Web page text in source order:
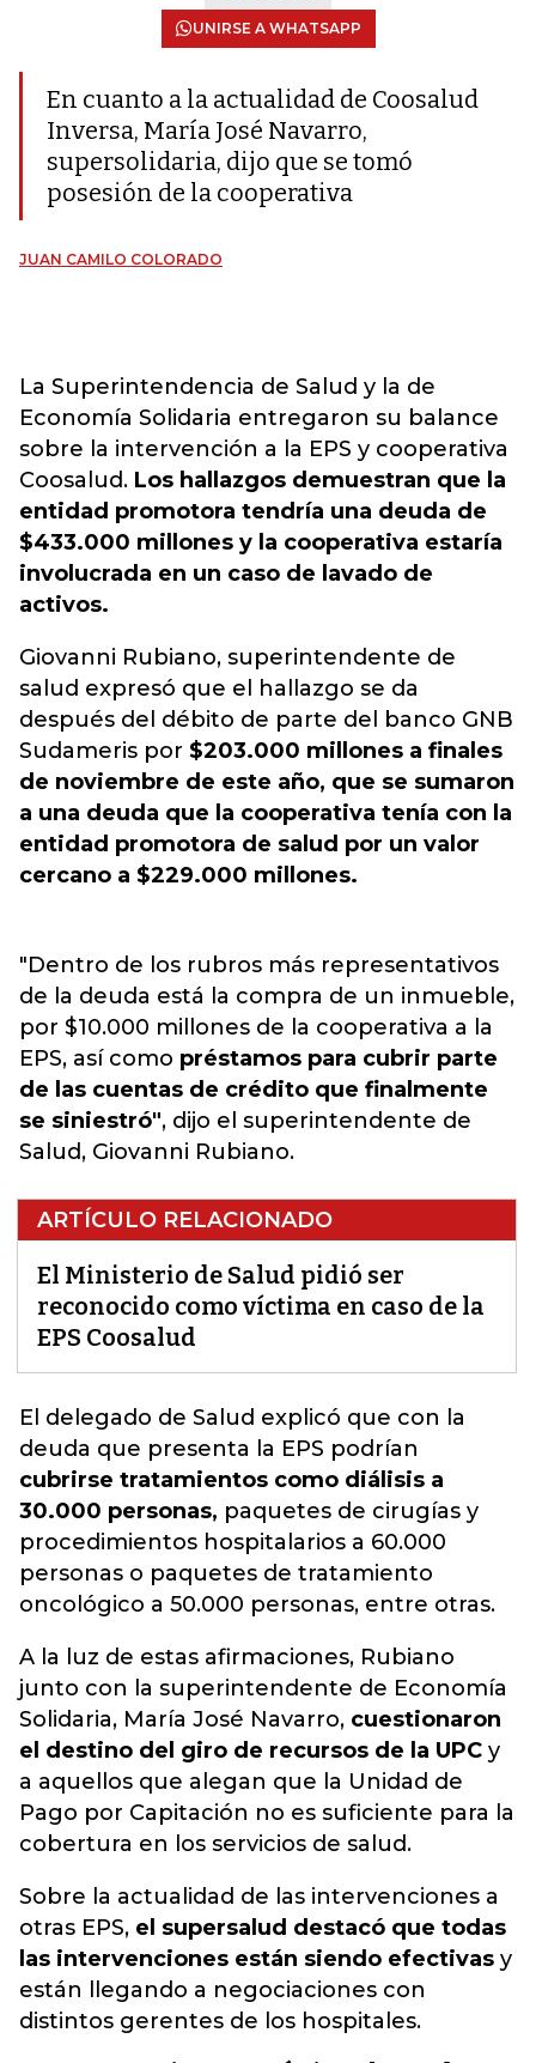
UNIRSE A WHATSAPP
En cuanto a la actualidad de Coosalud
Inversa, María José Navarro,
supersolidaria, dijo que se tomó
posesión de la cooperativa
JUAN CAMILO COLORADO
La Superintendencia de Salud y la de
Economía Solidaria entregaron su balance
sobre la intervención a la EPS y cooperativa
Coosalud. Los hallazgos demuestran que la
entidad promotora tendría una deuda de
$433.000 millones y la cooperativa estaría
involucrada en un caso de lavado de
activos.
Giovanni Rubiano, superintendente de
salud expresó que el hallazgo se da
después del débito de parte del banco GNB
Sudameris por $203.000 millones a finales
de noviembre de este año, que se sumaron
a una deuda que la cooperativa tenía con la
entidad promotora de salud por un valor
cercano a $229.000 millones.
"Dentro de los rubros más representativos
de la deuda está la compra de un inmueble,
por $10.000 millones de la cooperativa a la
EPS, así como préstamos para cubrir parte
de las cuentas de crédito que finalmente
se siniestró", dijo el superintendente de
Salud, Giovanni Rubiano.
ARTÍCULO RELACIONADO
El Ministerio de Salud pidió ser
reconocido como víctima en caso de la
EPS Coosalud
El delegado de Salud explicó que con la
deuda que presenta la EPS podrían
cubrirse tratamientos como diálisis a
30.000 personas, paquetes de cirugías y
procedimientos hospitalarios a 60.000
personas o paquetes de tratamiento
oncológico a 50.000 personas, entre otras.
A la luz de estas afirmaciones, Rubiano
junto con la superintendente de Economía
Solidaria, María José Navarro, cuestionaron
el destino del giro de recursos de la UPC y
a aquellos que alegan que la Unidad de
Pago por Capitación no es suficiente para la
cobertura en los servicios de salud.
Sobre la actualidad de las intervenciones a
otras EPS, el supersalud destacó que todas
las intervenciones están siendo efectivas y
están llegando a negociaciones con
distintos gerentes de los hospitales.